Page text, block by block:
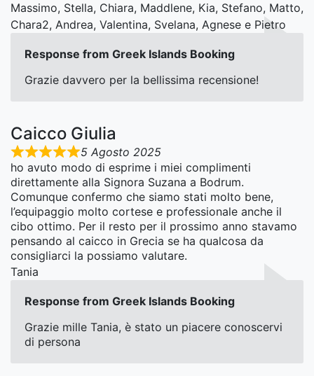
Massimo, Stella, Chiara, Maddlene, Kia, Stefano, Matto,
Chara2, Andrea, Valentina, Svelana, Agnese e Pietro
Response from Greek Islands Booking
Grazie davvero per la bellissima recensione!
Caicco Giulia
5 Agosto 2025
ho avuto modo di esprime i miei complimenti
direttamente alla Signora Suzana a Bodrum.
Comunque confermo che siamo stati molto bene,
l’equipaggio molto cortese e professionale anche il
cibo ottimo. Per il resto per il prossimo anno stavamo
pensando al caicco in Grecia se ha qualcosa da
consigliarci la possiamo valutare.
Tania
Response from Greek Islands Booking
Grazie mille Tania, è stato un piacere conoscervi
di persona